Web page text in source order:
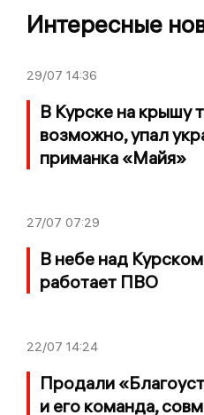
Интересные
29/07 14:36
В Курске на крышу
возможно, упал
приманка «Майя»
27/07 07:29
В небе над
работает ПВО
22/07 14:24
Продали
и его команда,